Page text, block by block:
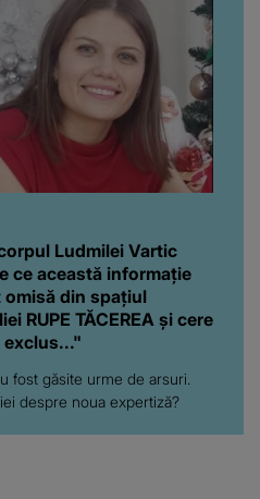
Ludmilei Vartic
ce această informație
din spațiul
RUPE TĂCEREA și cere
fost găsite urme de arsuri.
despre noua expertiză?